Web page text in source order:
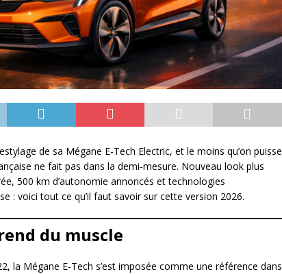
de sa Mégane E-Tech Electric, et le moins qu’on puisse
ne fait pas dans la demi-mesure. Nouveau look plus
500 km d’autonomie annoncés et technologies
: voici tout ce qu’il faut savoir sur cette version 2026.
du muscle
la Mégane E-Tech s’est imposée comme une référence dans